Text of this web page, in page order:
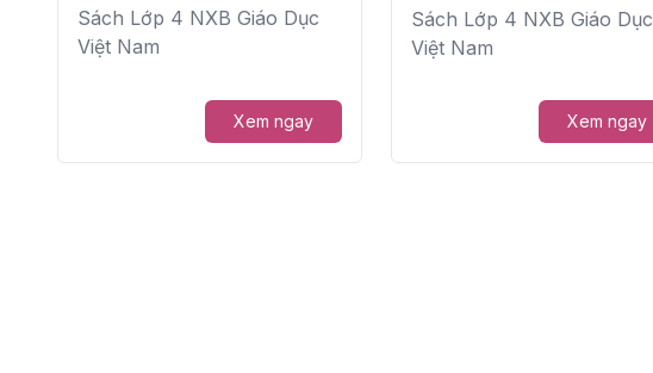
Sách Lớp 4 NXB Giáo Dục
Việt Nam
Xem ngay
Sách Lớp 4 NXB Giáo Dục
Việt Nam
Xem ngay